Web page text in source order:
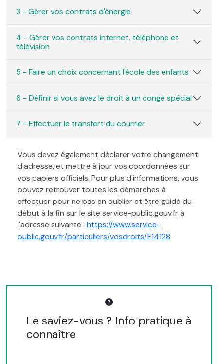
3 - Gérer vos contrats d'énergie
4 - Gérer vos contrats internet, téléphone et
télévision
5 - Faire un choix concernant l'école des enfants
6 - Définir si vous avez le droit à un congé spécial
7 - Effectuer le transfert du courrier
Vous devez également déclarer votre changement
d'adresse, et mettre à jour vos coordonnées sur
vos papiers officiels. Pour plus d'informations, vous
pouvez retrouver toutes les démarches à
effectuer pour ne pas en oublier et être guidé du
début à la fin sur le site service-public.gouv.fr à
l'adresse suivante : https://www.service-
public.gouv.fr/particuliers/vosdroits/F14128.
Le saviez-vous ? Info pratique à
connaître